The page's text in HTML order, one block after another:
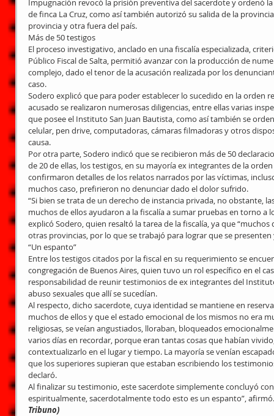
Impugnación revocó la prisión preventiva del sacerdote y ordenó
de finca La Cruz, como así también autorizó su salida de la
provincia y otra fuera del país.
Más de 50 testigos
El proceso investigativo, anclado en una fiscalía especializada,
Público Fiscal de Salta, permitió avanzar con la producción de
complejo, dado el tenor de la acusación realizada por los
caso.
Sodero explicó que para poder establecer lo sucedido en la orden
acusado se realizaron numerosas diligencias, entre ellas varias
que posee el Instituto San Juan Bautista, como así también se
celular, pen drive, computadoras, cámaras filmadoras y otros
causa.
Por otra parte, Sodero indicó que se recibieron más de 50
de 20 de ellas, los testigos, en su mayoría ex integrantes de la
confirmaron detalles de los relatos narrados por las víctimas,
muchos caso, prefirieron no denunciar dado el dolor sufrido.
“Si bien se trata de un derecho de instancia privada, no obstante,
muchos de ellos ayudaron a la fiscalía a sumar pruebas en torno a
explicó Sodero, quien resaltó la tarea de la fiscalía, ya que
otras provincias, por lo que se trabajó para lograr que se
“Un espanto”
Entre los testigos citados por la fiscal en su requerimiento se
congregación de Buenos Aires, quien tuvo un rol específico en el
responsabilidad de reunir testimonios de ex integrantes del
abuso sexuales que allí se sucedían.
Al respecto, dicho sacerdote, cuya identidad se mantiene en
muchos de ellos y que el estado emocional de los mismos no era
religiosas, se veían angustiados, lloraban, bloqueados
varios días en recordar, porque eran tantas cosas que habían
contextualizarlo en el lugar y tiempo. La mayoría se venían
que los superiores supieran que estaban escribiendo los
declaró.
Al finalizar su testimonio, este sacerdote simplemente concluyó
espiritualmente, sacerdotalmente todo esto es un espanto”,
Tribuno)